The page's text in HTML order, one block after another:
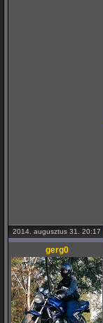
2014. augusztus 31. 20:17
gerg0